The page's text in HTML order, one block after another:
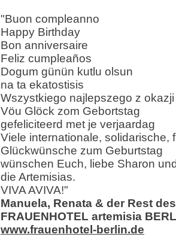
"Buon compleanno
Happy Birthday
Bon anniversaire
Feliz cumpleaños
Dogum günün kutlu olsun
na ta ekatostisis
Wszystkiego najlepszego z
Vöu Glöck zom Gebortstag
gefeliciteerd met je verjaardag
Viele internationale, solidarische,
Glückwünsche zum Geburtstag
wünschen Euch, liebe Sharon
die Artemisias.
VIVA AVIVA!"
Manuela, Renata & der Rest
FRAUENHOTEL artemisia
www.frauenhotel-berlin.de